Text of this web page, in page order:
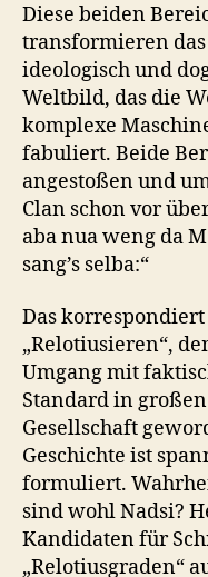
Diese beiden
transformieren
ideologisch und
Weltbild, das die
komplexe
fabuliert. Beide
angestoßen und
Clan schon vor
aba nua weng da
sang’s selba:“
Das
„Relotiusieren“,
Umgang mit
Standard in
Gesellschaft
Geschichte ist
formuliert.
sind wohl Nadsi?
Kandidaten für
„Relotiusgraden“